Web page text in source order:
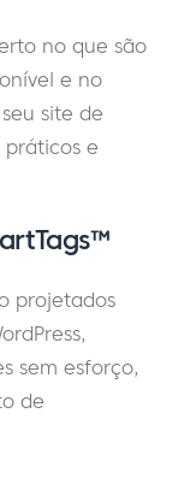
no que são
e no
site de
práticos e
projetados
sem esforço,
de